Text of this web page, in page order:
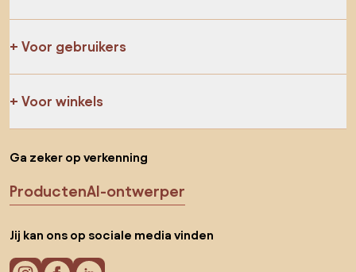
Voor gebruikers
Voor winkels
Ga zeker op verkenning
ProductenAI-ontwerper
Jij kan ons op sociale media vinden